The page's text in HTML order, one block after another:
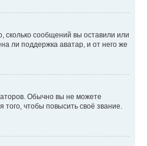
сколько сообщений вы оставили или
ли поддержка аватар, и от него же
Обычно вы не можете
чтобы повысить своё звание.